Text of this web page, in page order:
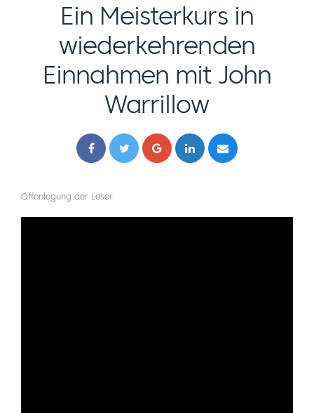
Ein Meisterkurs in
wiederkehrenden
Einnahmen mit John
Warrillow
Offenlegung der Leser